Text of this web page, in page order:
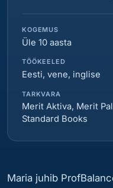
KOGEMUS
Üle 10 aasta
TÖÖKEELED
Eesti, vene, inglise
TARKVARA
Merit Aktiva, Merit
Standard Books
Maria juhib